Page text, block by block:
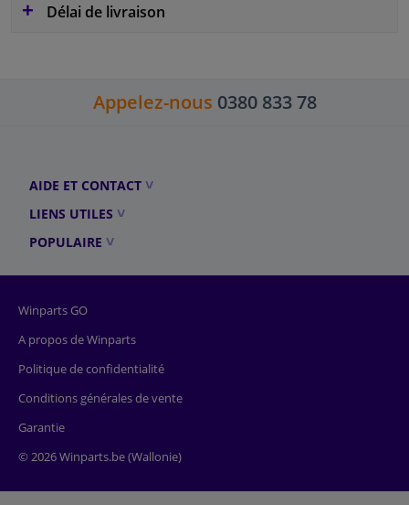
Délai de livraison
Appelez-nous 0380 833 78
AIDE ET CONTACT
LIENS UTILES
POPULAIRE
Winparts GO
A propos de Winparts
Politique de confidentialité
Conditions générales de vente
Garantie
© 2026 Winparts.be (Wallonie)